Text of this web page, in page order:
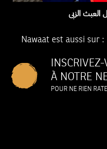
العبث الزبى
Nawaat est aussi sur :
À NOTRE
POUR NE RIEN